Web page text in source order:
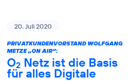
20. Juli 2020
PRIVATKUNDENVORSTAND WOLFGANG
METZE „ON AIR“:
O2 Netz ist die Basis
für alles Digitale